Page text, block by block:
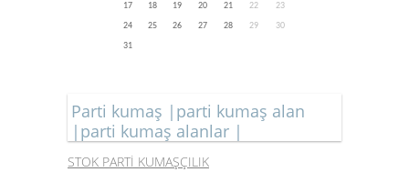
17
18 19 20 21 22
23
24
25 26 27 28 29
30
31
Parti kumaş |parti kumaş alan
|parti kumaş alanlar |
STOK PARTİ KUMAŞÇILIK